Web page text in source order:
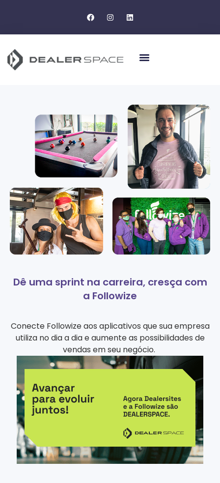
Dê uma sprint na carreira, cresça com
a Followize
Conecte Followize aos aplicativos que sua empresa
utiliza no dia a dia e aumente as possibilidades de
vendas em seu negócio.